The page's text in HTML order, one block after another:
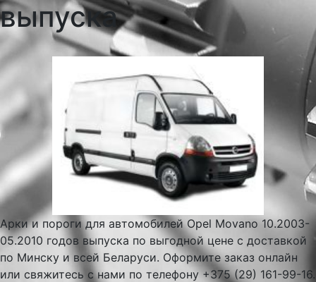
выпуска
Арки и пороги для автомобилей Opel Movano 10.2003-
05.2010 годов выпуска по выгодной цене с доставкой
по Минску и всей Беларуси. Оформите заказ онлайн
или свяжитесь с нами по телефону +375 (29) 161-99-16.